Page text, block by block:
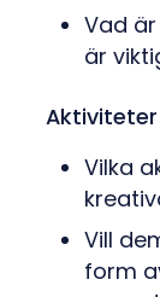
Vad
är
Aktiviteter
Vilka
Vill
form